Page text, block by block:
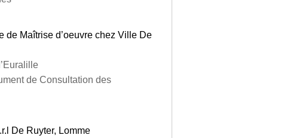
de Maîtrise d’oeuvre chez Ville De
de Consultation des
De Ruyter, Lomme